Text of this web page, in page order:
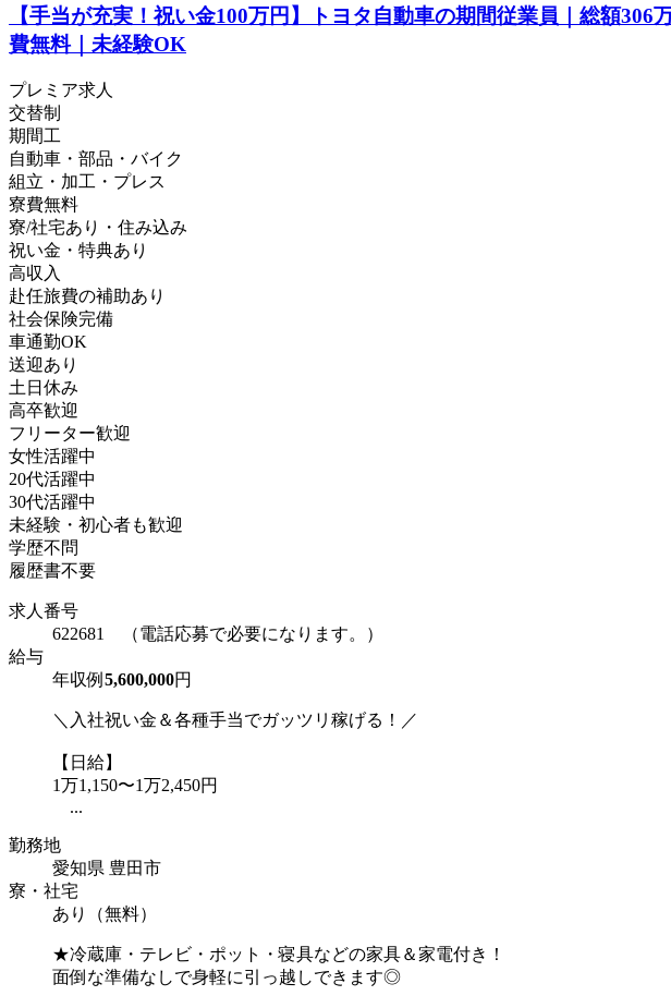
【手当が充実！祝い金100万円】トヨタ自動車の期間従業員｜総額
費無料｜未経験OK
プレミア求人
交替制
期間工
自動車・部品・バイク
組立・加工・プレス
寮費無料
寮/社宅あり・住み込み
祝い金・特典あり
高収入
赴任旅費の補助あり
社会保険完備
車通勤OK
送迎あり
土日休み
高卒歓迎
フリーター歓迎
女性活躍中
20代活躍中
30代活躍中
未経験・初心者も歓迎
学歴不問
履歴書不要
求人番号
622681 （電話応募で必要になります。）
給与
年収例 5,600,000円
＼入社祝い金＆各種手当でガッツリ稼げる！／
【日給】
1万1,150〜1万2,450円
...
勤務地
愛知県 豊田市
寮・社宅
あり（無料）
★冷蔵庫・テレビ・ポット・寝具などの家具＆家電付き！
面倒な準備なしで身軽に引っ越しできます◎